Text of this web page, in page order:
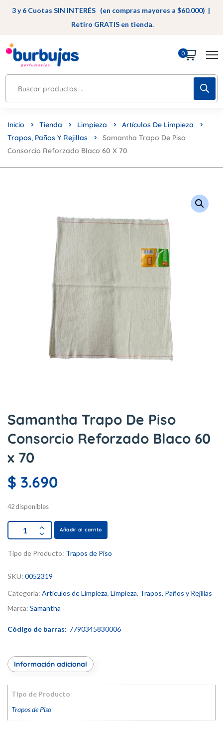
3 y 6 Cuotas SIN INTERÉS (en compras mayores a $60.000) |
Retiro GRATIS en tienda.
0
Inicio Tienda Limpieza
Artículos De Limpieza
Trapos, Paños Y Rejillas
Samantha Trapo De Piso
Consorcio Reforzado Blaco 60 X 70
Samantha Trapo De Piso
Consorcio Reforzado Blaco 60
x 70
$ 3.690
42 disponibles
Añadir al carrito
Tipo de Producto: Trapos de Piso
SKU: 0052319
Categoría: Artículos de Limpieza, Limpieza, Trapos, Paños y Rejillas
Marca: Samantha
Código de barras: 7790345830006
Información adicional
Tipo de Producto
Trapos de Piso